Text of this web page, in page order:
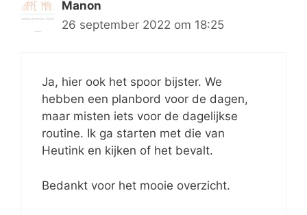
Manon
26 september 2022 om 18:25
Ja, hier ook het spoor bijster. We
hebben een planbord voor de dagen,
maar misten iets voor de dagelijkse
routine. Ik ga starten met die van
Heutink en kijken of het bevalt.
Bedankt voor het mooie overzicht.